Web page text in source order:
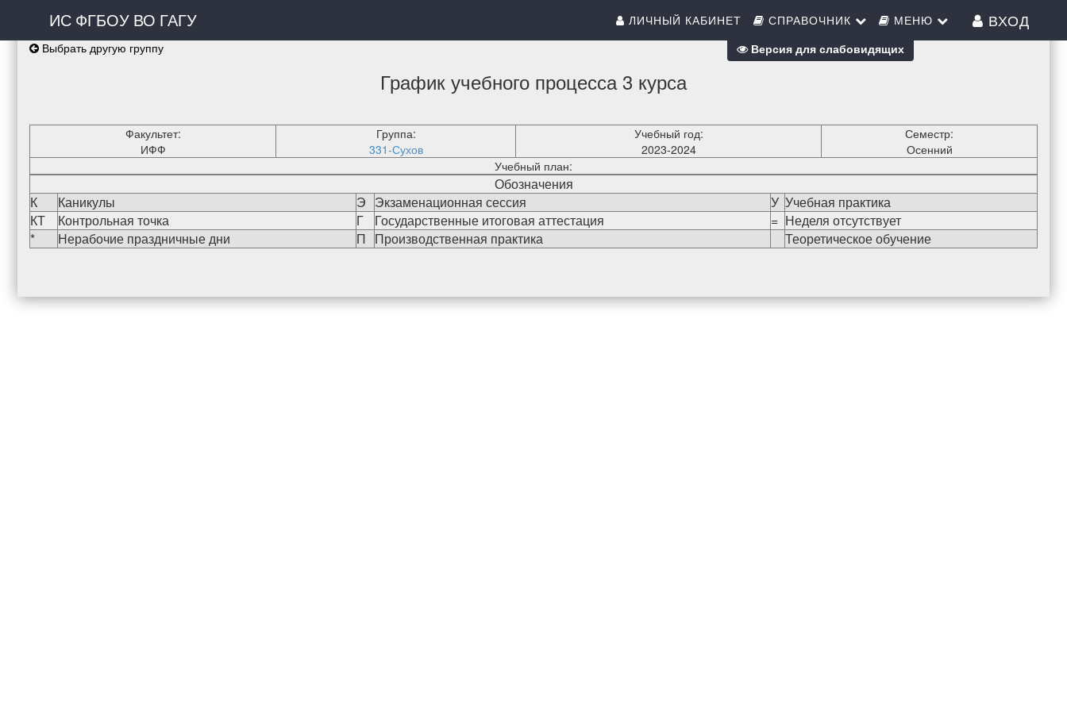
ИС ФГБОУ ВО ГАГУ ЛИЧНЫЙ КАБИНЕТ СПРАВОЧНИК МЕНЮ ВХОД
Выбрать другую группу
График учебного процесса 3 курса
Факультет:
ИФФ
Группа:
331-Сухов
Учебный год:
2023-2024
Семестр:
Осенний
Учебный план:
Обозначения
К
Каникулы Э Экзаменационная сессия У Учебная практика
КТ
Контрольная точка Г Государственные итоговая аттестация = Неделя отсутствует
*
Нерабочие праздничные дни П Производственная практика Теоретическое обучение
Версия для слабовидящих